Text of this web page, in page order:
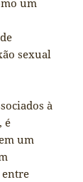
sexual
à
é
um